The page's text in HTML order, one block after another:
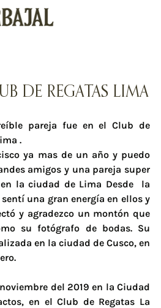
DE REGATAS LIMA
pareja fue en el Club de
.
ya mas de un año y puedo
amigos y una pareja super
la ciudad de Lima Desde  la
una gran energía en ellos y
y agradezco un montón que
su fotógrafo de bodas. Su
en la ciudad de Cusco, en
del 2019 en la Ciudad
en el Club de Regatas La